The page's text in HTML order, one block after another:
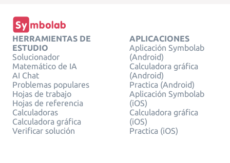
HERRAMIENTAS DE
ESTUDIO
Solucionador
Matemático de IA
AI Chat
Problemas populares
Hojas de trabajo
Hojas de referencia
Calculadoras
Calculadora gráfica
Verificar solución
APLICACIONES
Aplicación Symbolab
(Android)
Calculadora gráfica
(Android)
Practica (Android)
Aplicación Symbolab
(iOS)
Calculadora gráfica
(iOS)
Practica (iOS)